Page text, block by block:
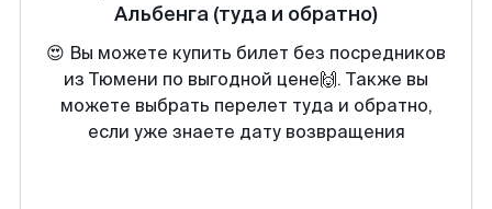
Альбенга (туда и обратно)
😍 Вы можете купить билет без посредников
из Тюмени по выгодной цене🙌. Также вы
можете выбрать перелет туда и обратно,
если уже знаете дату возвращения